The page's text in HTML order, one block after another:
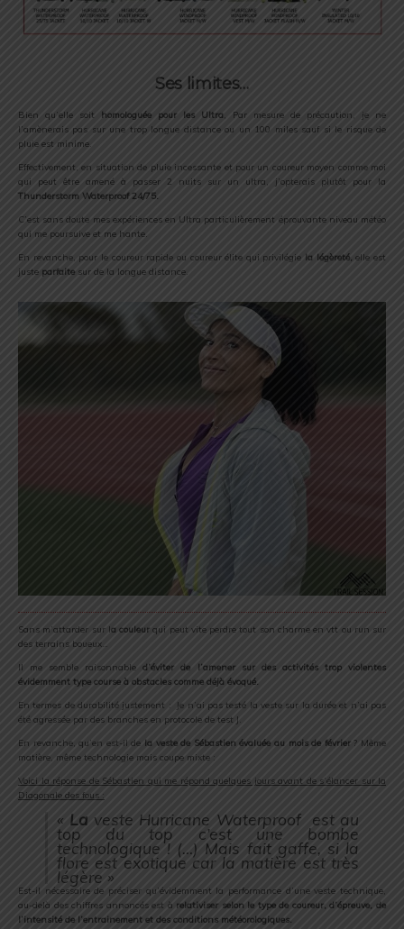
Ses limites…
Bien qu’elle soit homologuée pour les Ultra, Par mesure de précaution, je ne
l’amènerais pas sur une trop longue distance ou un 100 miles sauf si le risque de
pluie est minime.
Effectivement, en situation de pluie incessante et pour un coureur moyen comme moi
qui peut être amené à passer 2 nuits sur un ultra, j’opterais plutôt pour la
Thunderstorm Waterproof 24/75.
C’est sans doute mes expériences en Ultra particulièrement éprouvante niveau météo
qui me poursuive et me hante.
En revanche, pour le coureur rapide ou coureur élite qui privilégie la légèreté,elle est
juste parfaite sur de la longue distance.
Sans m’attarder sur la couleur qui peut vite perdre tout son charme en vtt ou run sur
des terrains boueux…
Il me semble raisonnabled’éviter de l’amener sur des activités trop violentes
évidemment type course à obstacles comme déjà évoqué.
En termes de durabilité justement : Je n’ai pas testé la veste sur la durée et n’ai pas
été agressée par des branches en protocole de test J.
En revanche, qu’en est-il de la veste de Sébastien évaluée au mois de février? Même
matière, même technologie mais coupe mixte :
Voici la réponse de Sébastien qui me répond quelques jours avant de s’élancer sur la
Diagonale des fous :
« La veste Hurricane Waterproof est au
top du top c’est une bombe
technologique ! (…) Mais fait gaffe, si la
flore est exotique car la matière est très
légère »
Est-il nécessaire de préciser qu’évidemment la performance d’une veste technique,
au-delà des chiffres annoncés est à relativiser selon le type de coureur, d’épreuve, de
l’intensité de l’entrainement et des conditions météorologiques.